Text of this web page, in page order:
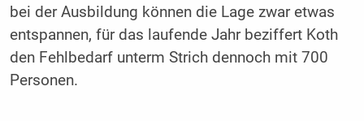
bei der Ausbildung können die Lage zwar etwas
entspannen, für das laufende Jahr beziffert Koth
den Fehlbedarf unterm Strich dennoch mit 700
Personen.